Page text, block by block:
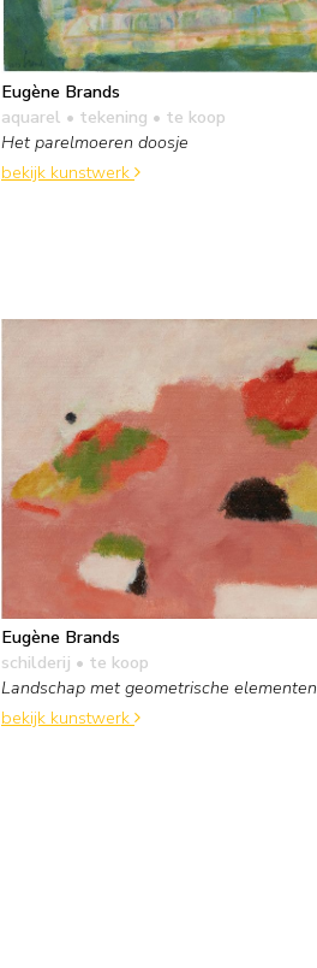
Eugène Brands
aquarel • tekening • te koop
Het parelmoeren doosje
bekijk kunstwerk
Eugène Brands
schilderij • te koop
Landschap met geometrische elementen
bekijk kunstwerk